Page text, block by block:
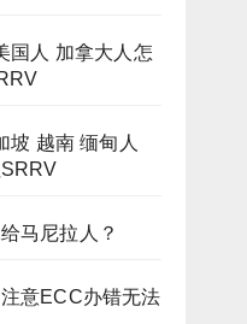
国人 加拿大人怎
坡 越南 缅甸人
马尼拉人？
意ECC办错无法